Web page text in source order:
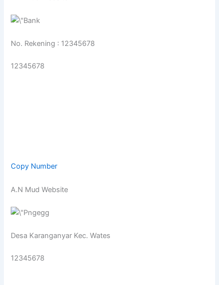
No. Rekening : 12345678
12345678
Copy Number
A.N Mud Website
Desa Karanganyar Kec. Wates
12345678